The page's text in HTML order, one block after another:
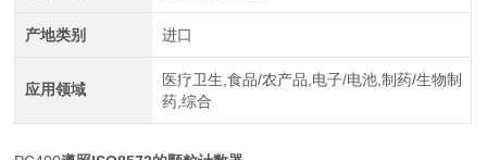
产地类别 进口
应用领域
医疗卫生,食品/农产品,电子/电池,制药/生物制
药,综合